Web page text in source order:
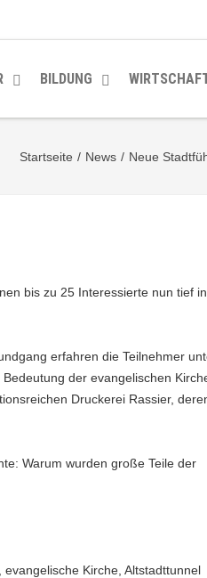
BILDUNG
Startseite / News / Neue
bis zu 25 Interessierte nun tief
erfahren die Teilnehmer
der evangelischen
Druckerei Rassier,
Warum wurden große Teile der
Kirche, Altstadttunnel